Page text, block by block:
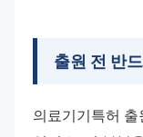
출원 전 반
의료기기특허